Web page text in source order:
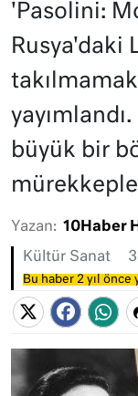
'Pasolini:
Rusya'daki
yayımlandı.
büyük bir
mürekkeple
Yazan: 10Haber
Kültür Sanat
Bu haber 2 yıl önce